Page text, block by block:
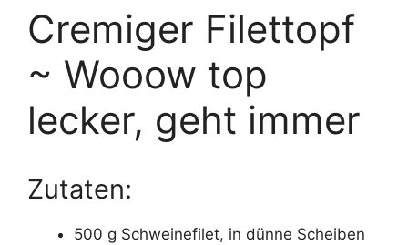
Cremiger Filettopf
~ Wooow top
lecker, geht immer
Zutaten:
500 g Schweinefilet, in dünne Scheiben